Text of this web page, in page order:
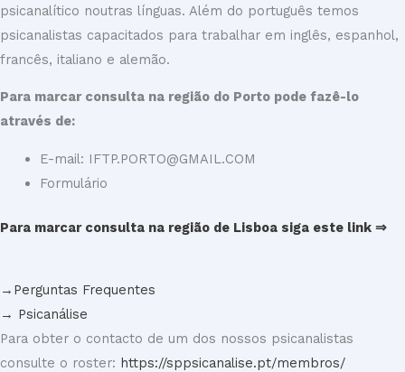
psicanalítico noutras línguas. Além do português temos
psicanalistas capacitados para trabalhar em inglês, espanhol,
francês, italiano e alemão.
Para marcar consulta na região do Porto pode fazê-lo
através de:
E-mail: IFTP.PORTO@GMAIL.COM
Formulário
Para marcar consulta na região de Lisboa siga este link ⇒
→Perguntas Frequentes
→ Psicanálise
Para obter o contacto de um dos nossos psicanalistas
consulte o roster: https://sppsicanalise.pt/membros/